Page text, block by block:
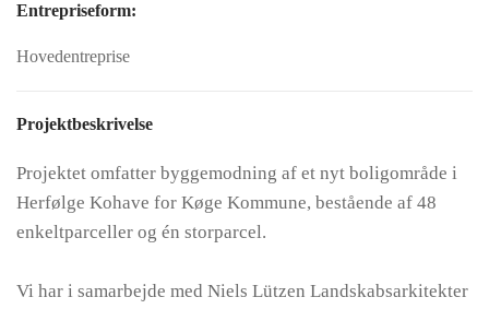
Entrepriseform:
Hovedentreprise
Projektbeskrivelse
Projektet omfatter byggemodning af et nyt boligområde i
Herfølge Kohave for Køge Kommune, bestående af 48
enkeltparceller og én storparcel.
Vi har i samarbejde med Niels Lützen Landskabsarkitekter